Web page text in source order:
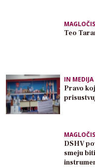
Teo
IN MEDIJA
Pravo
DSHV
smeju